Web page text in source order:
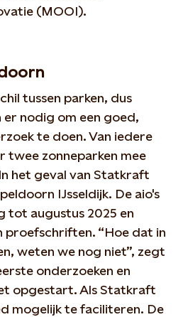
(MOOI).
tussen parken, dus
nodig om een goed,
te doen. Van iedere
twee zonneparken mee
het geval van Statkraft
IJsseldijk. De aio's
tot augustus 2025 en
proefschriften. “Hoe dat in
weten we nog niet”, zegt
onderzoeken en
opgestart. Als Statkraft
mogelijk te faciliteren. De